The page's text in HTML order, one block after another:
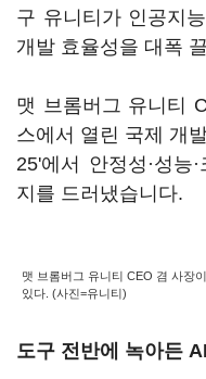
구 유니티가 인공지
개발 효율성을 대폭
맷 브롬버그 유니티
스에서 열린 국제 개
25'에서 안정성·성능
지를 드러냈습니다.
맷 브롬버그 유니티 CEO 겸 사장
있다. (사진=유니티)
도구 전반에 녹아든 AI